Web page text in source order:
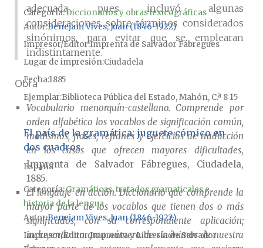
adecuada, pues incluyó algunas
consideraciones sobre términos considerados
sinónimos, para evitar que se emplearan
indistintamente.
Obra
Vocabulario menorquín-castellano. Comprende por
orden alfabético los vocablos de significación común,
modismos, frases, refranes y ejercicios de traducción
en los casos que ofrecen mayores dificultades,
Imprenta de Salvador Fábregues, Ciudadela,
1885.
El lenguaje en acción. Diccionario que comprende la
mayor parte de los vocablos que tienen dos o más
significados, con su correspondiente aplicación;
incluyendo un gran número de sinónimos de nuestra
Categoría:Diccionarios y obras lexicográficas
AutorBenejam Vives, Juan (1846-1922)
Impresor/EditorImprenta de Salvador Fábregues
Lugar de impresiónCiudadela
Fecha1885
Ejemplar Biblioteca Pública del Estado, Mahón, C.ª 8 15
El país de la gramática: juguete cómico en
dos cuadros
España
Categoría:Gramáticas, tratados gramaticales e
historia de la lengua
AutorBenejam Vives, Juan (1846-1922)
Impresor/EditorImprenta y Librería de Salvador